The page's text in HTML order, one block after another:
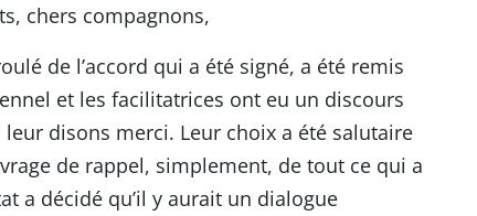
chers compagnons,
de l’accord qui a été signé, a été remis
et les facilitatrices ont eu un discours
disons merci. Leur choix a été salutaire
de rappel, simplement, de tout ce qui a
a décidé qu’il y aurait un dialogue